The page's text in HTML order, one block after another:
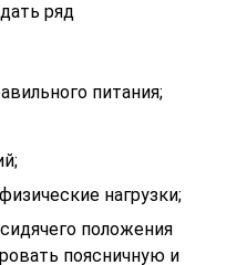
ряд
питания;
нагрузки;
положения
поясничную и